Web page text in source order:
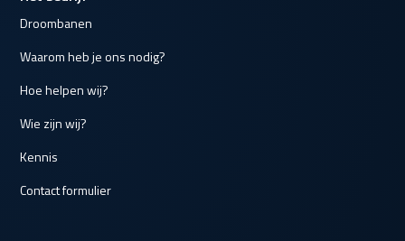
Droombanen
Waarom heb je ons nodig?
Hoe helpen wij?
Wie zijn wij?
Kennis
Contact formulier